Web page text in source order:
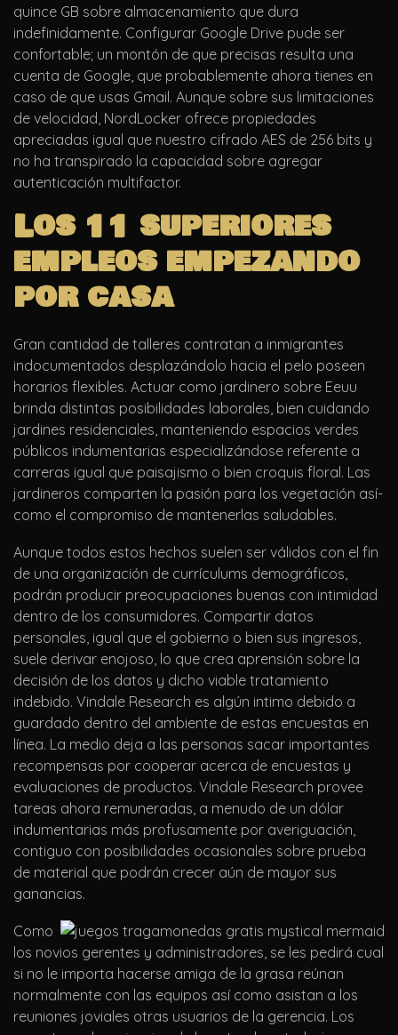
quince GB sobre almacenamiento que dura
indefinidamente. Configurar Google Drive pude ser
confortable; un montón de que precisas resulta una
cuenta de Google, que probablemente ahora tienes en
caso de que usas Gmail. Aunque sobre sus limitaciones
de velocidad, NordLocker ofrece propiedades
apreciadas igual que nuestro cifrado AES de 256 bits y
no ha transpirado la capacidad sobre agregar
autenticación multifactor.
Los 11 superiores
empleos empezando
por casa
Gran cantidad de talleres contratan a inmigrantes
indocumentados desplazándolo hacia el pelo poseen
horarios flexibles. Actuar como jardinero sobre Eeuu
brinda distintas posibilidades laborales, bien cuidando
jardines residenciales, manteniendo espacios verdes
públicos indumentarias especializándose referente a
carreras igual que paisajismo o bien croquis floral. Las
jardineros comparten la pasión para los vegetación así­
como el compromiso de mantenerlas saludables.
Aunque todos estos hechos suelen ser válidos con el fin
de una organización de currículums demográficos,
podrán producir preocupaciones buenas con intimidad
dentro de los consumidores. Compartir datos
personales, igual que el gobierno o bien sus ingresos,
suele derivar enojoso, lo que crea aprensión sobre la
decisión de los datos y dicho viable tratamiento
indebido. Vindale Research es algún intimo debido a
guardado dentro del ambiente de estas encuestas en
línea. La medio deja a las personas sacar importantes
recompensas por cooperar acerca de encuestas y
evaluaciones de productos. Vindale Research provee
tareas ahora remuneradas, a menudo de un dólar
indumentarias más profusamente por averiguación,
contiguo con posibilidades ocasionales sobre prueba
de material que podrán crecer aún de mayor sus
ganancias.
Como
los novios gerentes y administradores, se les pedirá cual
si no le importa hacerse amiga de la grasa reúnan
normalmente con las equipos así­ como asistan a los
reuniones joviales otras usuarios de la gerencia. Los